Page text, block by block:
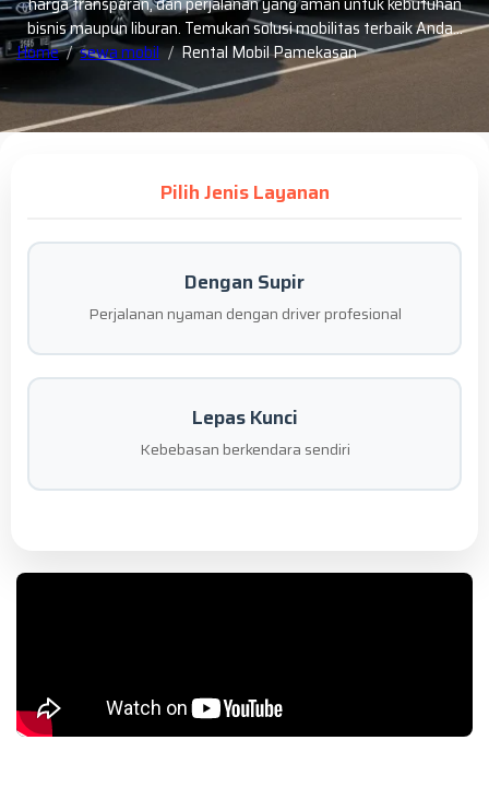
bisnis maupun liburan. Temukan solusi mobilitas terbaik Anda…
Home
sewa mobil Rental Mobil Pamekasan
Pilih Jenis Layanan
Dengan Supir
Perjalanan nyaman dengan driver profesional
Lepas Kunci
Kebebasan berkendara sendiri